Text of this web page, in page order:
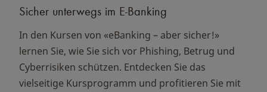
Sicher unterwegs im E-Banking
In den Kursen von «eBanking – aber sicher!»
lernen Sie, wie Sie sich vor Phishing, Betrug und
Cyberrisiken schützen. Entdecken Sie das
vielseitige Kursprogramm und profitieren Sie mit